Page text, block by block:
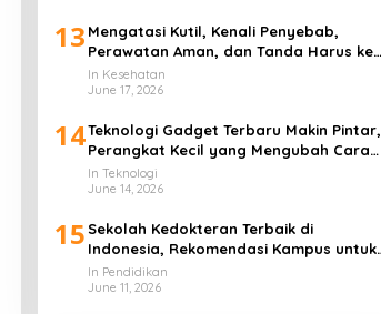
13 Mengatasi Kutil, Kenali Penyebab,
Perawatan Aman, dan Tanda Harus ke
Dokter
In Kesehatan
June 17, 2026
14Teknologi Gadget Terbaru Makin Pintar,
Perangkat Kecil yang Mengubah Cara
Hidup Harian
In Teknologi
June 14, 2026
15 Sekolah Kedokteran Terbaik di
Indonesia, Rekomendasi Kampus untuk
Calon Dokter
In Pendidikan
June 11, 2026